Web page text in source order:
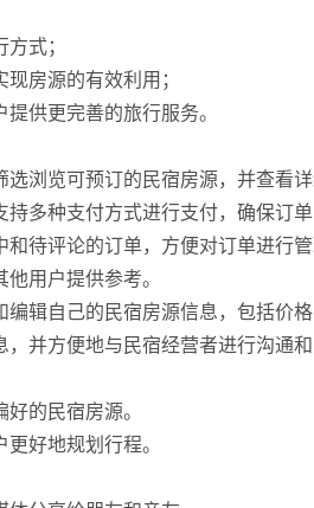
式；
房源的有效利用；
供更完善的旅行服务。
浏览可预订的民宿房源，并查看详
多种支付方式进行支付，确保订单
待评论的订单，方便对订单进行管
用户提供参考。
辑自己的民宿房源信息，包括价格
并方便地与民宿经营者进行沟通和
的民宿房源。
好地规划行程。